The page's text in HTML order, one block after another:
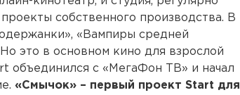
собственного производства. В
«Вампиры средней
это в основном кино для взрослой
объединился с «МегаФон ТВ» и начал
«Смычок» – первый проект Start для